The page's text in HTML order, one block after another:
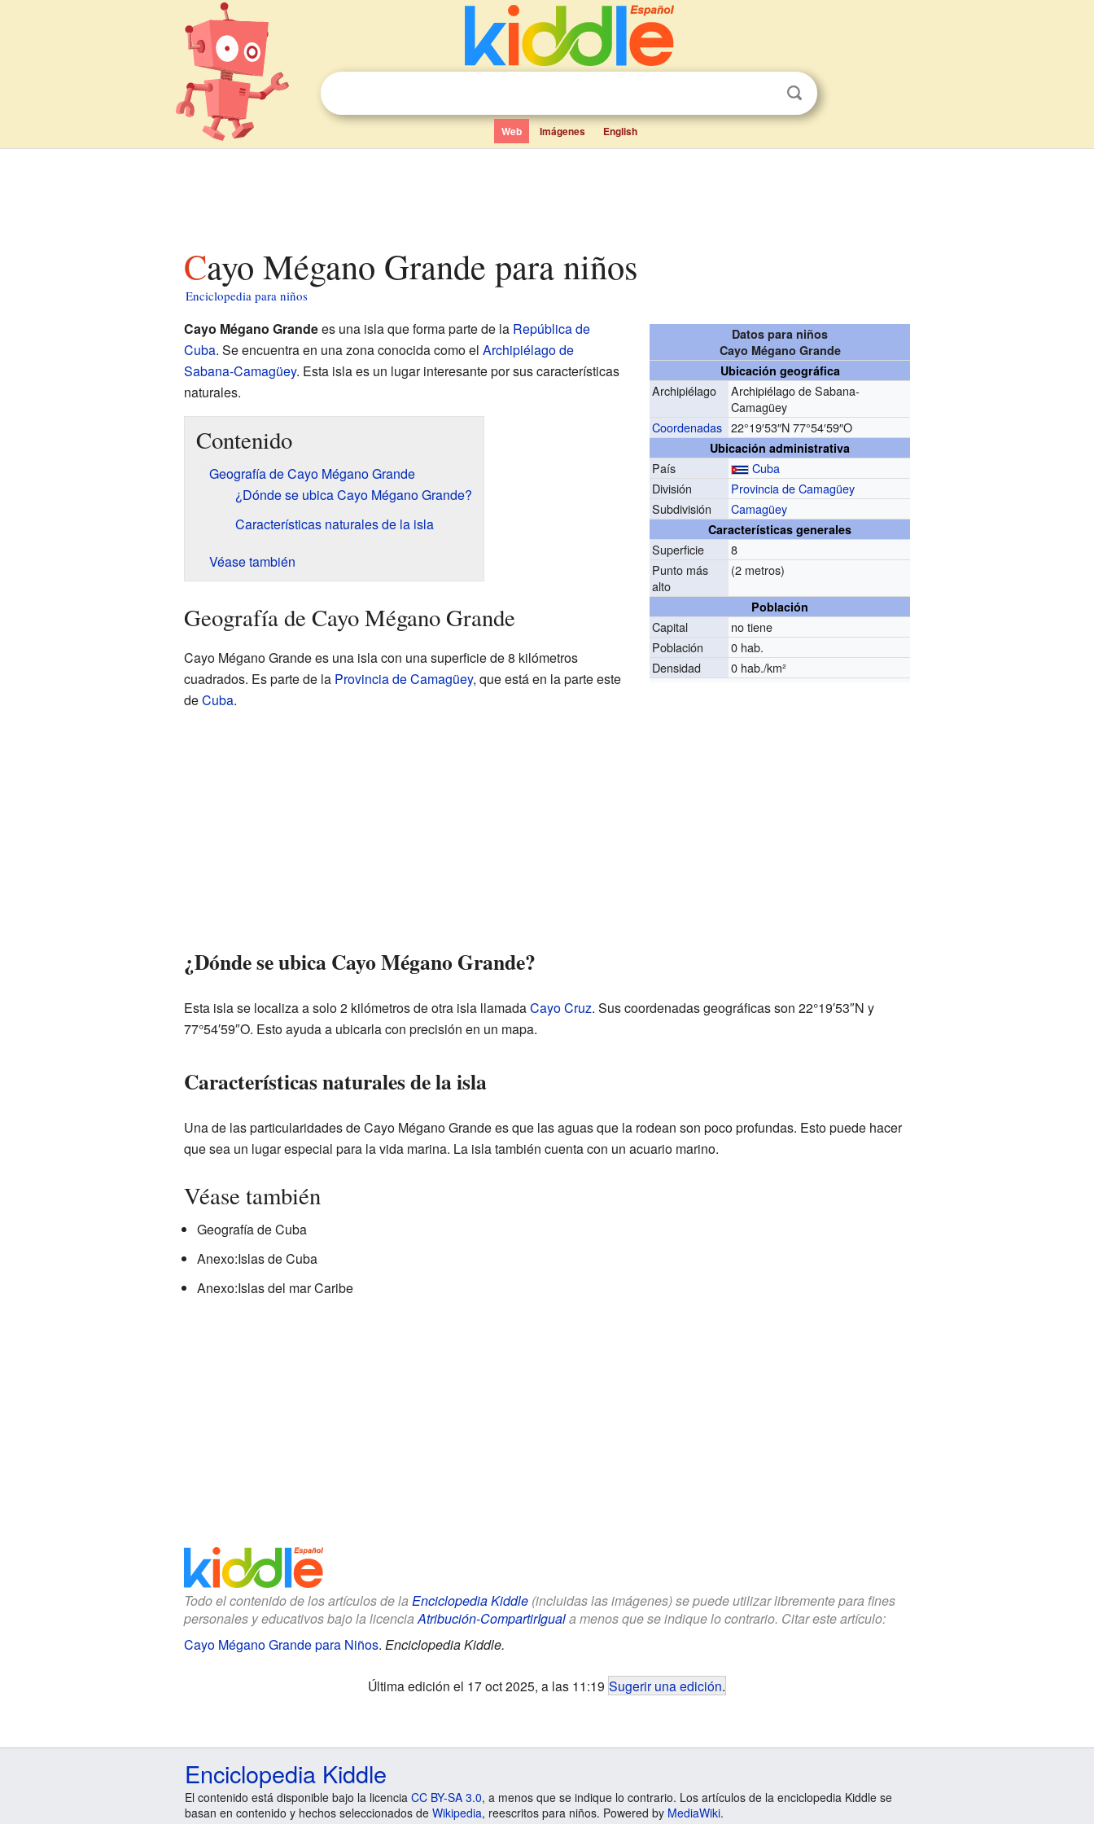
Web Imágenes English
Cayo Mégano Grande para niños
Enciclopedia para niños
Datos para niños
Cayo Mégano Grande
Ubicación geográfica
Archipiélago
Archipiélago de Sabana-
Camagüey
Coordenadas 22°19′53″N 77°54′59″O
Ubicación administrativa
País
Cuba
División
Provincia de Camagüey
Subdivisión
Camagüey
Características generales
Superficie
8
Punto más
alto
(2 metros)
Población
Capital
no tiene
Población
0 hab.
Densidad
0 hab./km²
Cayo Mégano Grandees una isla que forma parte de la República de
Cuba. Se encuentra en una zona conocida como el Archipiélago de
Sabana-Camagüey. Esta isla es un lugar interesante por sus características
naturales.
Contenido
Geografía de Cayo Mégano Grande
¿Dónde se ubica Cayo Mégano Grande?
Características naturales de la isla
Véase también
Geografía de Cayo Mégano Grande
Cayo Mégano Grande es una isla con una superficie de 8 kilómetros
cuadrados. Es parte de la Provincia de Camagüey, que está en la parte este
deCuba.
¿Dónde se ubica Cayo Mégano Grande?
Esta isla se localiza a solo 2 kilómetros de otra isla llamadaCayo Cruz. Sus coordenadas geográficas son 22°19′53″N y
77°54′59″O. Esto ayuda a ubicarla con precisión en un mapa.
Características naturales de la isla
Una de las particularidades de Cayo Mégano Grande es que las aguas que la rodean son poco profundas. Esto puede hacer
que sea un lugar especial para la vida marina. La isla también cuenta con un acuario marino.
Véase también
Geografía de Cuba
Anexo:Islas de Cuba
Anexo:Islas del mar Caribe
Todo el contenido de los artículos de la Enciclopedia Kiddle(incluidas las imágenes) se puede utilizar libremente para fines
personales y educativos bajo la licenciaAtribución-CompartirIguala menos que se indique lo contrario. Citar este artículo:
Cayo Mégano Grande para Niños. Enciclopedia Kiddle.
Última edición el 17 oct 2025, a las 11:19 Sugerir una edición.
Enciclopedia Kiddle
El contenido está disponible bajo la licencia CC BY-SA 3.0, a menos que se indique lo contrario. Los artículos de la enciclopedia Kiddle se
basan en contenido y hechos seleccionados de Wikipedia, reescritos para niños. Powered by MediaWiki.